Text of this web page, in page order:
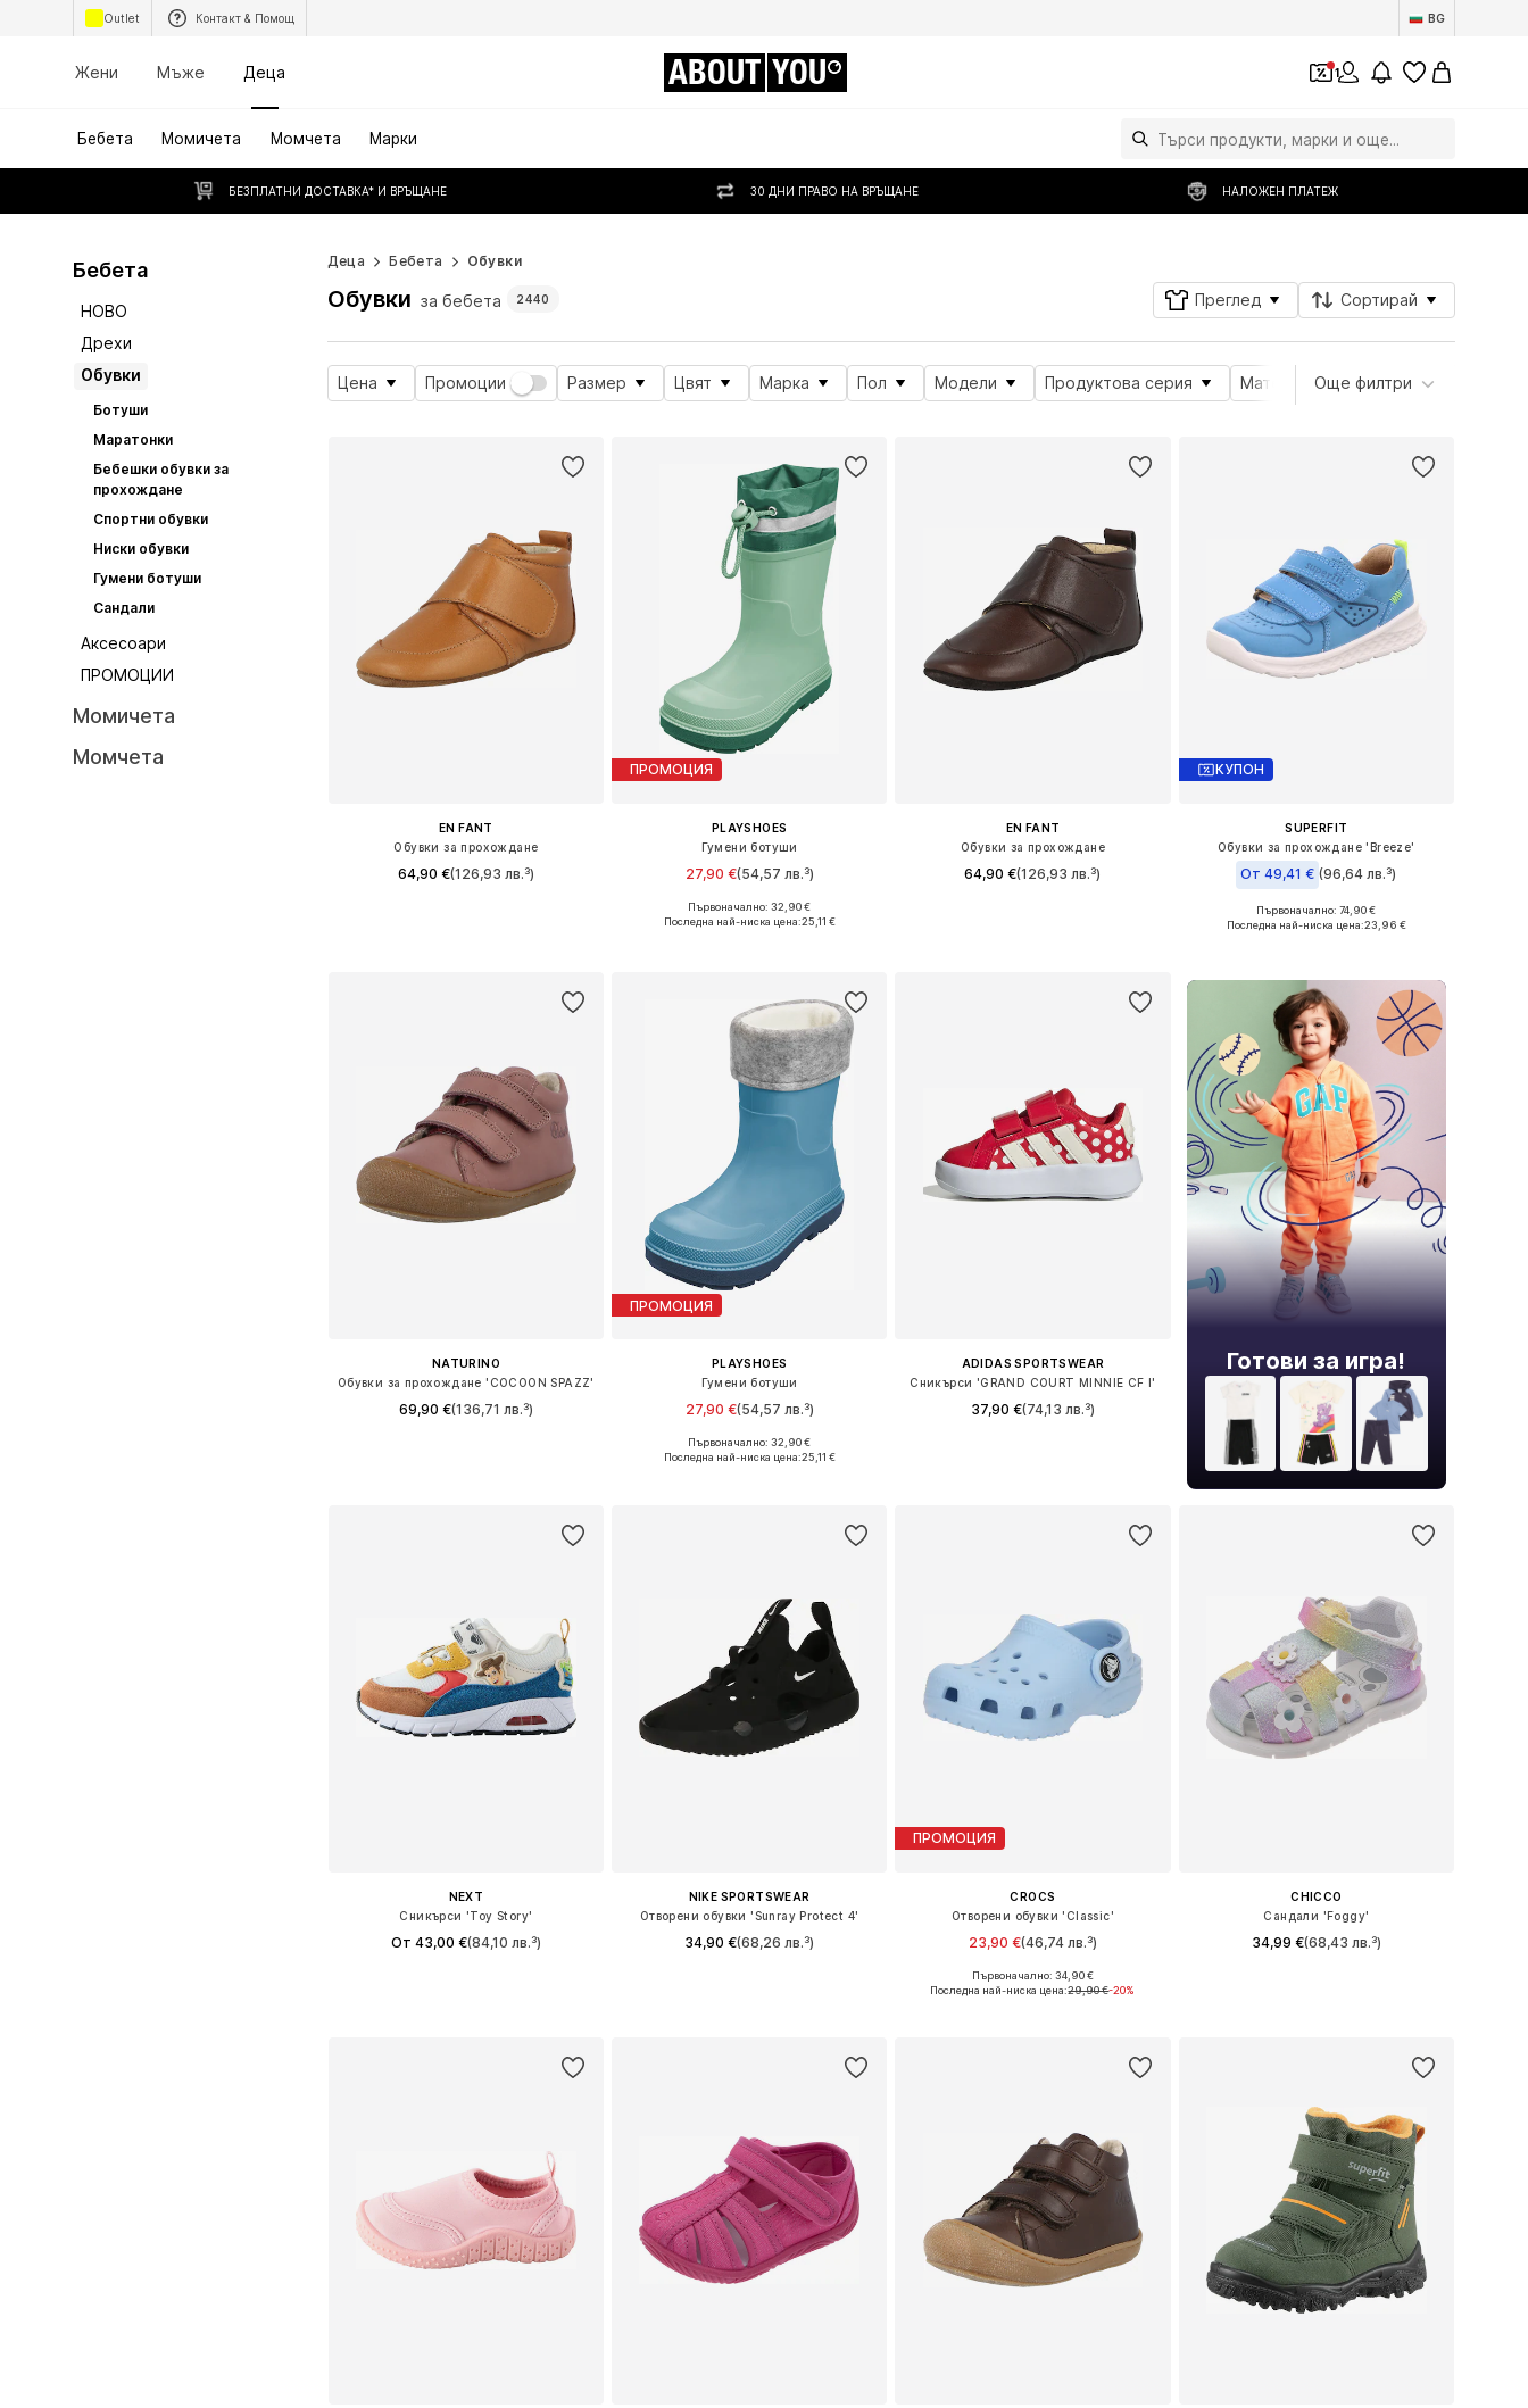
Outlet Контакт & Помощ BG
Жени Мъже Деца ABOUT YOU 1
Бебета Момичета Момчета Марки
БЕЗПЛАТНИ ДОСТАВКА* И ВРЪЩАНЕ 30 ДНИ ПРАВО НА ВРЪЩАНЕ НАЛОЖЕН ПЛАТЕЖ
Бебета
НОВО
Дрехи
Обувки
Ботуши
Маратонки
Бебешки обувки за
прохождане
Спортни обувки
Ниски обувки
Гумени ботуши
Сандали
Аксесоари
ПРОМОЦИИ
Момичета
Момчета
Деца Бебета Обувки
Обувки за бебета 2440 Преглед Сортирай
Цена Промоции Размер Цвят Марка Пол Модели Продуктова серия Материал Тема
Още филтри
EN FANT
Обувки за прохождане
64,90 €(126,93 лв.³)
ПРОМОЦИЯ
PLAYSHOES
Гумени ботуши
27,90 €(54,57 лв.³)
+1
Предлага се в много размери
Първоначално: 32,90 €
Последна най-ниска цена:25,11 €
EN FANT
Обувки за прохождане
64,90 €(126,93 лв.³)
КУПОН
SUPERFIT
Обувки за прохождане 'Breeze'
От 49,41 € (96,64 лв.³)
Предлага се в много размери
Първоначално: 74,90 €
Последна най-ниска цена:23,96 €
NATURINO
Обувки за прохождане 'COCOON SPAZZ'
69,90 €(136,71 лв.³)
ПРОМОЦИЯ
PLAYSHOES
Гумени ботуши
27,90 €(54,57 лв.³)
+1
Предлага се в много размери
Първоначално: 32,90 €
Последна най-ниска цена:25,11 €
ADIDAS SPORTSWEAR
Сникърси 'GRAND COURT MINNIE CF I'
37,90 €(74,13 лв.³)
Готови за игра!
NEXT
Сникърси 'Toy Story'
От 43,00 €(84,10 лв.³)
NIKE SPORTSWEAR
Отворени обувки 'Sunray Protect 4'
34,90 €(68,26 лв.³)
ПРОМОЦИЯ
CROCS
Отворени обувки 'Classic'
23,90 €(46,74 лв.³)
+20
Предлага се в много размери
Първоначално: 34,90 €
Последна най-ниска цена:29,90 €-20%
CHICCO
Сандали 'Foggy'
34,99 €(68,43 лв.³)